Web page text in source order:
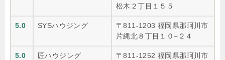
松木２丁目１５５
5.0 SYSハウジング
〒811-1203 福岡県那珂川市
片縄北８丁目１０−２４
5.0 匠ハウジング
〒811-1252 福岡県那珂川市